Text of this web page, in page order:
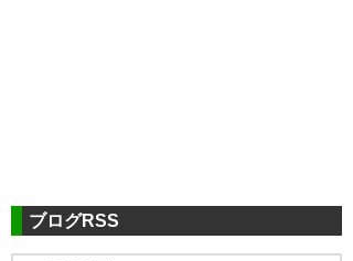
ブログRSS